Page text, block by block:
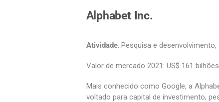
Alphabet Inc.
Atividade: Pesquisa e
Valor de mercado 2021: US$ 161 bilhões
Mais conhecido como Google, a
voltado para capital de investimento,